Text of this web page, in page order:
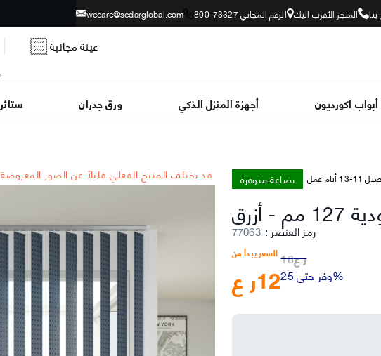
wecare@sedarglobal.com الرقم المجاني 73327-800 المتجر الأقرب اليك
عينة مجانية
ستائر ورق جدران أجهزة المنزل الذكي أبواب اكورديون
*قد يختلف المنتج الفعلي قليلاً عن الصور المعروضة بضاعة متوفرة أيام عمل
مم -
رمز العنصر :
77063
السعر يبدأ من
ر ع12
ر ع16
وفر حتى 25%